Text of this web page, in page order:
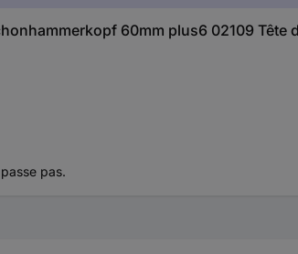
60mm plus6 02109 Tête
pas.